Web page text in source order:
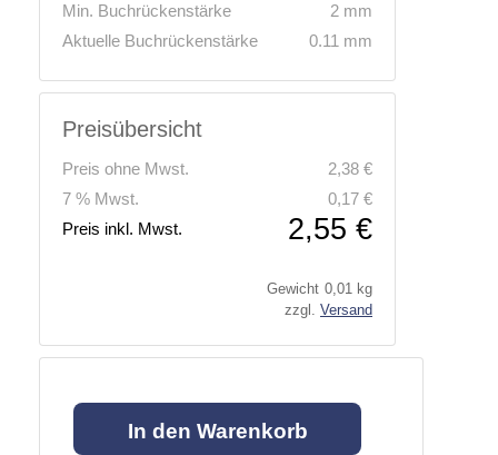
Min. Buchrückenstärke
2 mm
Aktuelle Buchrückenstärke
0.11 mm
Preisübersicht
Preis ohne Mwst.
2,38 €
7 % Mwst.
0,17 €
Preis inkl. Mwst.
2,55 €
Gewicht 0,01 kg
zzgl. Versand